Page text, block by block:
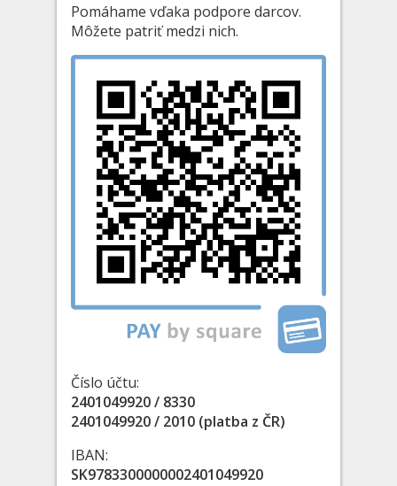
Pomáhame vďaka podpore darcov.
Môžete patriť medzi nich.
Číslo účtu:
2401049920 / 8330
2401049920 / 2010 (platba z ČR)
IBAN:
SK9783300000002401049920